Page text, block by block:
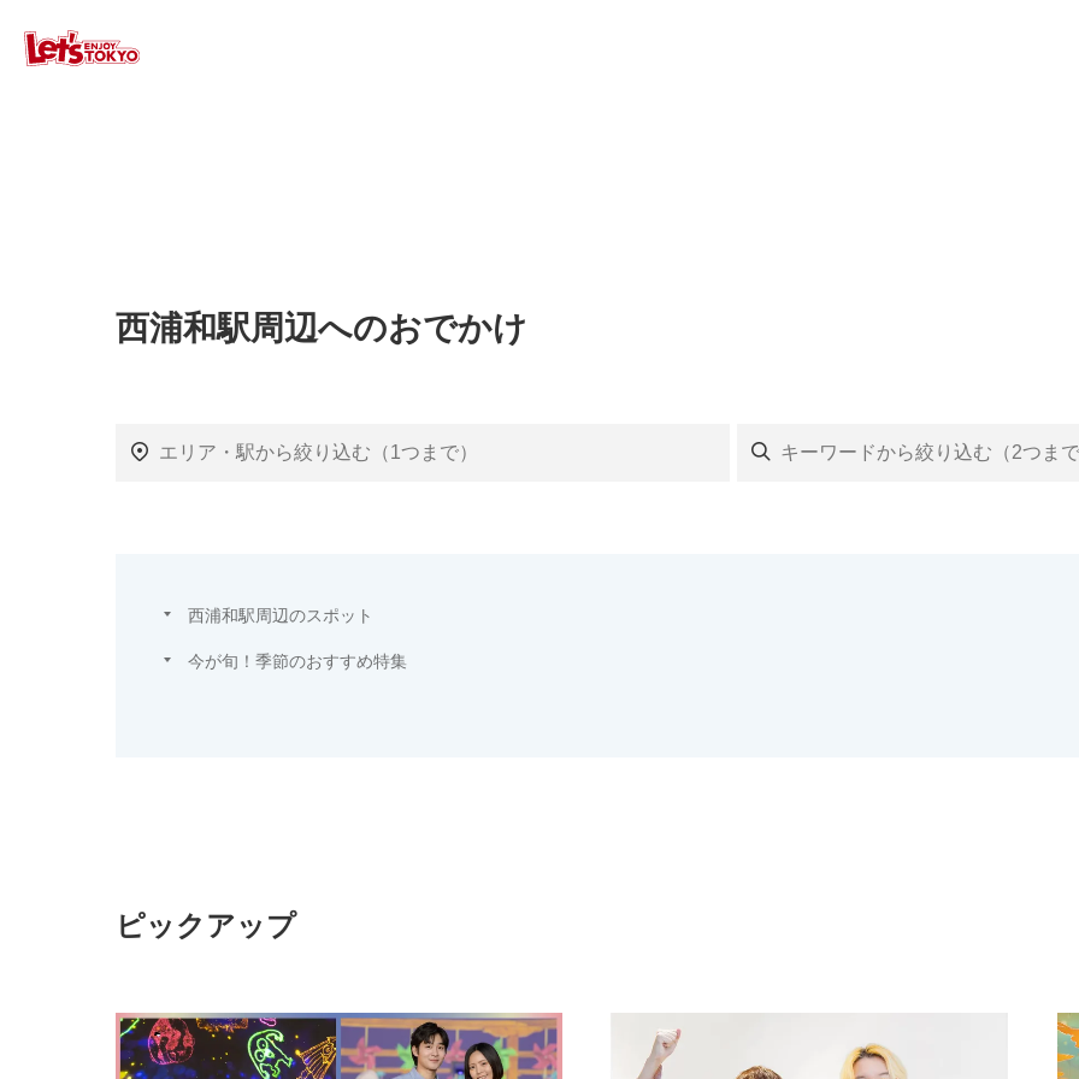
西浦和駅周辺へのおでかけ
西浦和駅周辺のスポット
今が旬！季節のおすすめ特集
ピックアップ